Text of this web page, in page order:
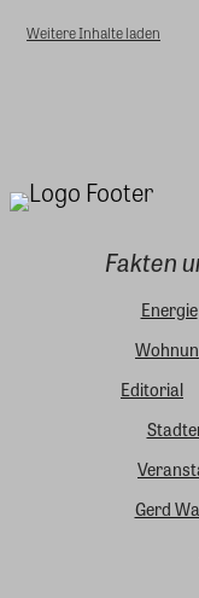
Weitere Inhalte laden
Fakten
Energie
Editorial
Gerd